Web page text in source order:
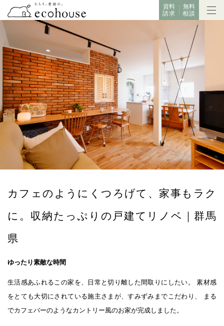
資料
請求
無料
相談
カフェのようにくつろげて、家事もラク
に。収納たっぷりの戸建てリノベ｜群馬
県
ゆったり素敵な時間
生活感あふれるこの家を、日常と切り離した間取りにしたい。 素材感
をとても大切にされている施主さまが、すみずみまでこだわり、 まる
でカフェバーのようなカントリー風のお家が完成しました。